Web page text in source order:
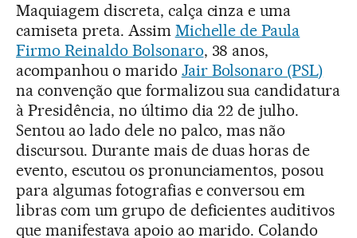
Maquiagem discreta, calça cinza e uma
camiseta preta. Assim Michelle de Paula
Firmo Reinaldo Bolsonaro, 38 anos,
acompanhou o marido Jair Bolsonaro (PSL)
na convenção que formalizou sua candidatura
à Presidência, no último dia 22 de julho.
Sentou ao lado dele no palco, mas não
discursou. Durante mais de duas horas de
evento, escutou os pronunciamentos, posou
para algumas fotografias e conversou em
libras com um grupo de deficientes auditivos
que manifestava apoio ao marido. Colando